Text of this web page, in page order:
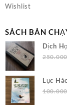
Wishlist
SÁCH BÁN
Dịch
Lục